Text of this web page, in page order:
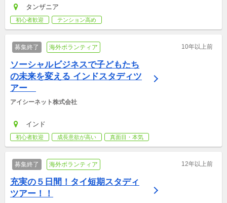
タンザニア
初心者歓迎 テンション高め
募集終了 海外ボランティア 10年以上前
ソーシャルビジネスで子どもたち
の未来を変える インドスタディツ
アー
アイシーネット株式会社
インド
初心者歓迎 成長意欲が高い 真面目・本気
募集終了 海外ボランティア 12年以上前
充実の５日間！タイ短期スタディ
ツアー！！